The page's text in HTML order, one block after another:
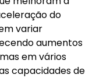
do
variar
aumentos
em vários
capacidades de